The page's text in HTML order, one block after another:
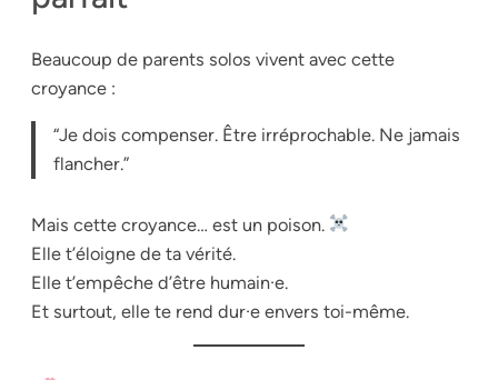
Beaucoup de parents solos vivent avec cette
croyance :
“Je dois compenser. Être irréprochable. Ne jamais
flancher.”
Mais cette croyance… est un poison.
Elle t’éloigne de ta vérité.
Elle t’empêche d’être humain·e.
Et surtout, elle te rend dur·e envers toi-même.